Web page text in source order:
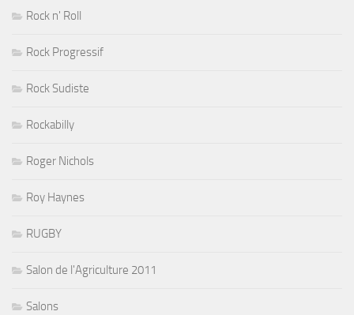
Rock n' Roll
Rock Progressif
Rock Sudiste
Rockabilly
Roger Nichols
Roy Haynes
RUGBY
Salon de l'Agriculture 2011
Salons